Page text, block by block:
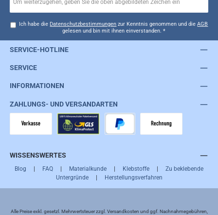
Ich habe die Datenschutzbestimmungen zur Kenntnis genommen und dieAGB
gelesen und bin mit ihnen einverstanden. *
SERVICE-HOTLINE
SERVICE
INFORMATIONEN
ZAHLUNGS- UND VERSANDARTEN
WISSENSWERTES
Blog | FAQ | Materialkunde | Klebstoffe | Zu beklebende
Untergründe| Herstellungsverfahren
Alle Preise exkl. gesetzl. Mehrwertsteuer zzgl. Versandkosten und ggf. Nachnahmegebühren,